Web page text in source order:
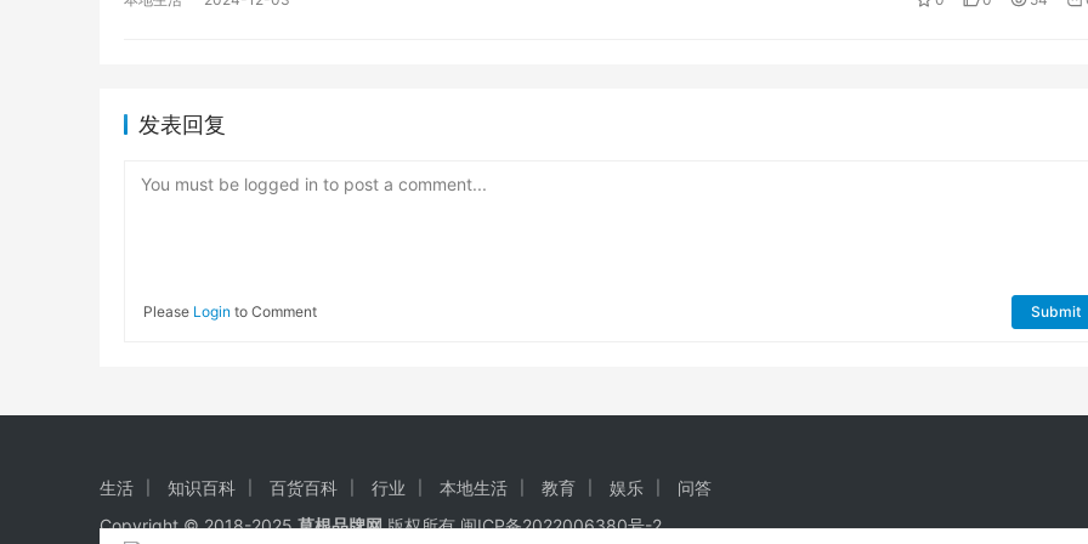
发表回复
You must be logged in to post a comment...
Please Login to Comment Submit
生活 知识百科 百货百科 行业 本地生活 教育 娱乐
问答
Copyright © 2018-2025草根品牌网版权所有闽ICP备2022006380号-2